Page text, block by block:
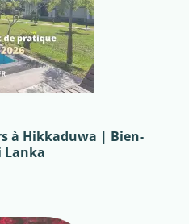
à Hikkaduwa | Bien-
Lanka